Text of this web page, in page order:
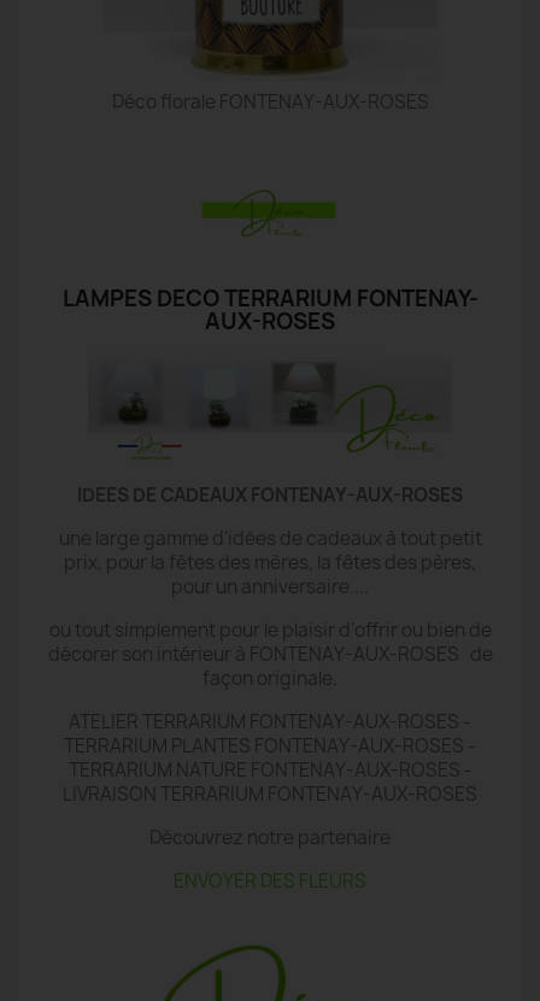
Déco florale FONTENAY-AUX-ROSES
LAMPES DECO TERRARIUM FONTENAY-
AUX-ROSES
IDEES DE CADEAUX FONTENAY-AUX-ROSES
une large gamme d'idées de cadeaux à tout petit
prix, pour la fêtes des mères, la fêtes des pères,
pour un anniversaire....
ou tout simplement pour le plaisir d'offrir ou bien de
décorer son intérieur à FONTENAY-AUX-ROSES de
façon originale.
ATELIER TERRARIUM FONTENAY-AUX-ROSES -
TERRARIUM PLANTES FONTENAY-AUX-ROSES -
TERRARIUM NATURE FONTENAY-AUX-ROSES -
LIVRAISON TERRARIUM FONTENAY-AUX-ROSES
Découvrez notre partenaire
ENVOYER DES FLEURS